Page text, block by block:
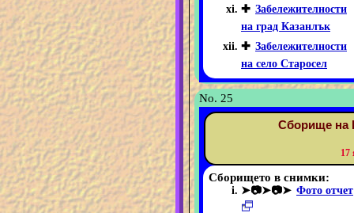
✚ Забележителности
на град Казанлък
✚ Забележителности
на село Старосел
No. 25
Сборище на
17
Сборището в снимки:
➤📷➤📷➤ Фото отчет